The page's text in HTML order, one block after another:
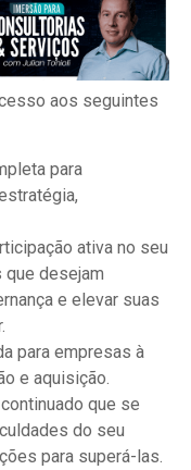
aos seguintes
para
ativa no seu
que desejam
e elevar suas
para empresas à
e aquisição.
que se
do seu
para superá-las.